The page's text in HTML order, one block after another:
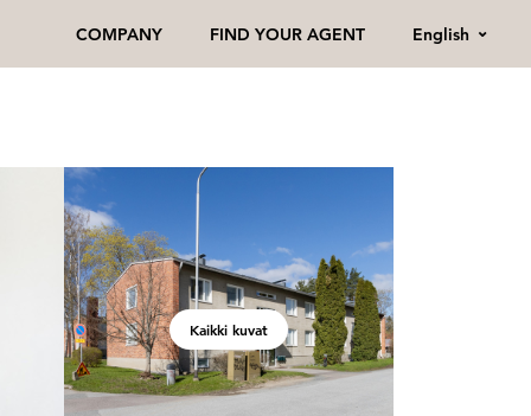
COMPANY FIND YOUR AGENT English
Kaikki kuvat